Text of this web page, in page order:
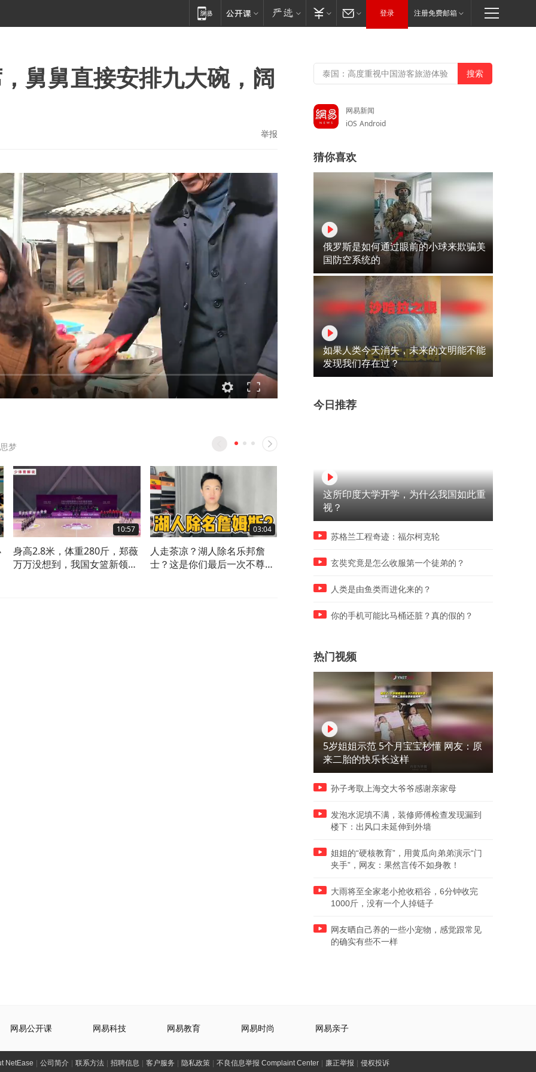
登录 注册免费邮箱
舅舅直接安排九大碗，阔
举报
梦
10:57
身高2.8米，体重280斤，郑薇
万万没想到，我国女篮新领袖
03:04
人走茶凉？湖人除名乐邦詹
士？这是你们最后一次不尊重
交通管制？ 赖岳谦观察
州、台州等地雨量大，海边
网易新闻
iOS Android
猜你喜欢
俄罗斯是如何通过眼前的小球来欺骗美
国防空系统的
如果人类今天消失，未来的文明能不能
发现我们存在过？
今日推荐
这所印度大学开学，为什么我国如此重
视？
苏格兰工程奇迹：福尔柯克轮
玄奘究竟是怎么收服第一个徒弟的？
人类是由鱼类而进化来的？
你的手机可能比马桶还脏？真的假的？
热门视频
5岁姐姐示范 5个月宝宝秒懂 网友：原
来二胎的快乐长这样
孙子考取上海交大爷爷感谢亲家母
发泡水泥填不满，装修师傅检查发现漏到
楼下：出风口未延伸到外墙
姐姐的“硬核教育”，用黄瓜向弟弟演示“门
夹手”，网友：果然言传不如身教！
大雨将至全家老小抢收稻谷，6分钟收完
1000斤，没有一个人掉链子
网友晒自己养的一些小宠物，感觉跟常见
的确实有些不一样
网易公开课 网易科技 网易教育 网易时尚 网易亲子
NetEase 公司简介 联系方法 招聘信息 客户服务 隐私政策 不良信息举报 Complaint Center 廉正举报 侵权投诉